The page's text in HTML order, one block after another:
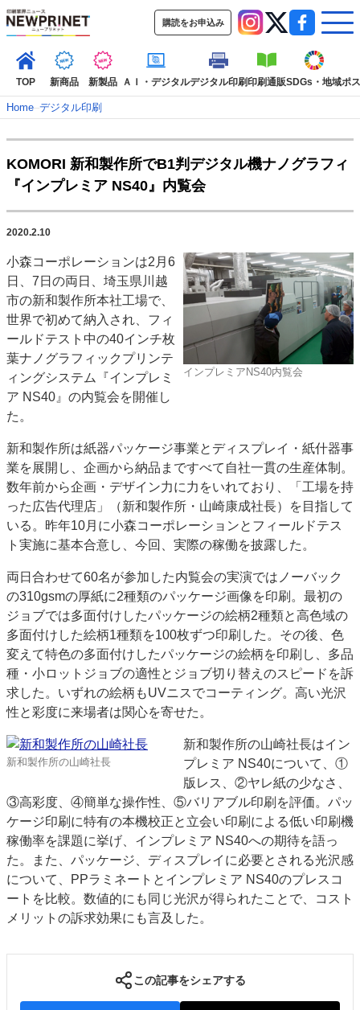
購読をお申込み
TOP 新商品 新製品 ＡＩ・デジタルデジタル印刷印刷通販SDGs・地域ポ
TOP
新着記事 特集記事
動画コンテンツ
インタビュー
コレクション
デジタル印刷
印刷通販
SDGs・地域
ポストプレス ビジネス イベント 信用情報
業界
市場・統計
人事・移転・異動・訃報
特集記事カテゴリー一覧
2022 見える化・MIS特集
特集・デジタル印刷 アイデアで勝負！ ～多様なビジネス・多彩な商材～
JAPAN PACK 2023 特集
中古印刷機・製本機特集
特集・デジタル印刷 ～ 新成長軌道を描く
案内
発刊案内
JFPI印刷用語集 印刷機材年鑑
運営
会社案内
購読・購入申し込み
サイトポリシー
お問い合わせ
Home–デジタル印刷
KOMORI 新和製作所でB1判デジタル機ナノグラフィ
『インプレミア NS40』内覧会
2020.2.10
インプレミアNS40内覧会
小森コーポレーションは2月6
日、7日の両日、埼玉県川越
市の新和製作所本社工場で、
世界で初めて納入され、フィ
ールドテスト中の40インチ枚
葉ナノグラフィックプリンテ
ィングシステム『インプレミ
ア NS40』の内覧会を開催し
た。
新和製作所は紙器パッケージ事業とディスプレイ・紙什器事
業を展開し、企画から納品まですべて自社一貫の生産体制。
数年前から企画・デザイン力に力をいれており、「工場を持
った広告代理店」（新和製作所・山崎康成社長）を目指して
いる。昨年10月に小森コーポレーションとフィールドテス
ト実施に基本合意し、今回、実際の稼働を披露した。
両日合わせて60名が参加した内覧会の実演ではノーバック
の310gsmの厚紙に2種類のパッケージ画像を印刷。最初の
ジョブでは多面付けしたパッケージの絵柄2種類と高色域の
多面付けした絵柄1種類を100枚ずつ印刷した。その後、色
変えて特色の多面付けしたパッケージの絵柄を印刷し、多品
種・小ロットジョブの適性とジョブ切り替えのスピードを訴
求した。いずれの絵柄もUVニスでコーティング。高い光沢
性と彩度に来場者は関心を寄せた。
新和製作所の山崎社長
新和製作所の山崎社長はイン
プレミア NS40について、①
版レス、②ヤレ紙の少なさ、
③高彩度、④簡単な操作性、⑤バリアブル印刷を評価。パッ
ケージ印刷に特有の本機校正と立会い印刷による低い印刷機
稼働率を課題に挙げ、インプレミア NS40への期待を語っ
た。また、パッケージ、ディスプレイに必要とされる光沢感
について、PPラミネートとインプレミア NS40のプレスコ
ートを比較。数値的にも同じ光沢が得られたことで、コスト
メリットの訴求効果にも言及した。
この記事をシェアする